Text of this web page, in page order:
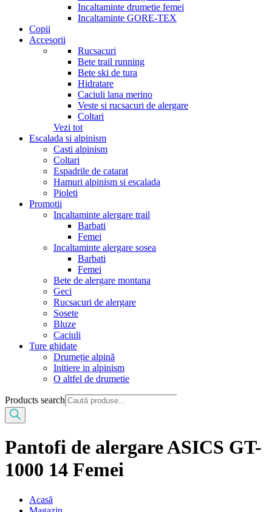
Incaltaminte drumetie femei
Incaltaminte GORE-TEX
Copii
Accesorii
Rucsacuri
Bete trail running
Bete ski de tura
Hidratare
Caciuli lana merino
Veste si rucsacuri de alergare
Coltari
Vezi tot
Escalada si alpinism
Casti alpinism
Coltari
Espadrile de catarat
Hamuri alpinism si escalada
Pioleti
Promotii
Incaltaminte alergare trail
Barbati
Femei
Incaltaminte alergare sosea
Barbati
Femei
Bete de alergare montana
Geci
Rucsacuri de alergare
Sosete
Bluze
Caciuli
Ture ghidate
Drumeție alpină
Initiere in alpinism
O altfel de drumetie
Products search
Pantofi de alergare ASICS GT-
1000 14 Femei
Acasă